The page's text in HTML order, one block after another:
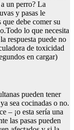
un perro? La
y pasas le
debe comer su
lo que necesita
respuesta puede no
de toxicidad
en cargar)
pueden tener
sea cocinadas o no.
– ¡o esta sería una
las pasas pueden